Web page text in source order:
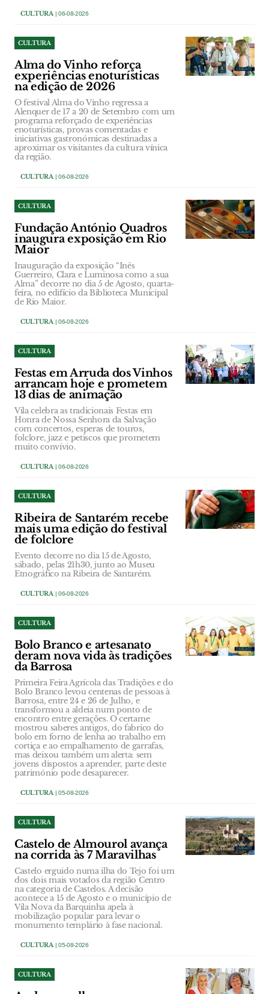
CULTURA| 06-08-2026
CULTURA
Alma do Vinho reforça
experiências enoturísticas
na edição de 2026
O festival Alma do Vinho regressa a
Alenquer de 17 a 20 de Setembro com um
programa reforçado de experiências
enoturísticas, provas comentadas e
iniciativas gastronómicas destinadas a
aproximar os visitantes da cultura vínica
da região.
CULTURA| 06-08-2026
CULTURA
Fundação António Quadros
inaugura exposição em Rio
Maior
Inauguração da exposição “Inês
Guerreiro, Clara e Luminosa como a sua
Alma” decorre no dia 5 de Agosto, quarta-
feira, no edifício da Biblioteca Municipal
de Rio Maior.
CULTURA| 06-08-2026
CULTURA
Festas em Arruda dos Vinhos
arrancam hoje e prometem
13 dias de animação
Vila celebra as tradicionais Festas em
Honra de Nossa Senhora da Salvação
com concertos, esperas de touros,
folclore, jazz e petiscos que prometem
muito convívio.
CULTURA| 06-08-2026
CULTURA
Ribeira de Santarém recebe
mais uma edição do festival
de folclore
Evento decorre no dia 15 de Agosto,
sábado, pelas 21h30, junto ao Museu
Etnográfico na Ribeira de Santarém.
CULTURA| 06-08-2026
CULTURA
Bolo Branco e artesanato
deram nova vida às tradições
da Barrosa
Primeira Feira Agrícola das Tradições e do
Bolo Branco levou centenas de pessoas à
Barrosa, entre 24 e 26 de Julho, e
transformou a aldeia num ponto de
encontro entre gerações. O certame
mostrou saberes antigos, do fabrico do
bolo em forno de lenha ao trabalho em
cortiça e ao empalhamento de garrafas,
mas deixou também um alerta: sem
jovens dispostos a aprender, parte deste
património pode desaparecer.
CULTURA| 05-08-2026
CULTURA
Castelo de Almourol avança
na corrida às 7 Maravilhas
Castelo erguido numa ilha do Tejo foi um
dos dois mais votados da região Centro
na categoria de Castelos. A decisão
acontece a 15 de Agosto e o município de
Vila Nova da Barquinha apela à
mobilização popular para levar o
monumento templário à fase nacional.
CULTURA| 05-08-2026
CULTURA